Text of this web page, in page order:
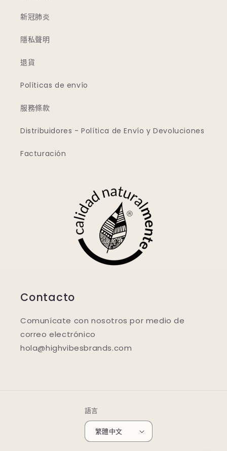
新冠肺炎
隱私聲明
退貨
Políticas de envío
服務條款
Distribuidores - Política de Envío y Devoluciones
Facturación
Contacto
Comunícate con nosotros por medio de
correo electrónico
hola@highvibesbrands.com
語言
繁體中文